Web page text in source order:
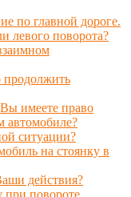
по главной дороге.
левого поворота?
имеете право
автомобиле?
ситуации?
на стоянку в
действия?
при повороте